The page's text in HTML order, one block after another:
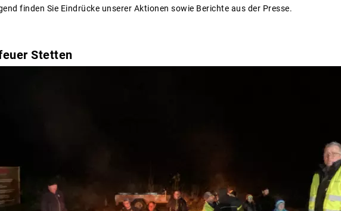
finden Sie Eindrücke unserer Aktionen sowie Berichte aus der Presse.
Stetten